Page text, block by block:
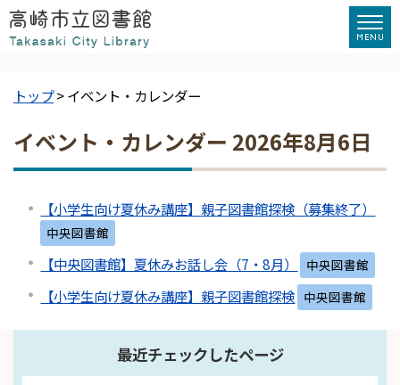
トップ> イベント・カレンダー
イベント・カレンダー 2026年8月6日
【小学生向け夏休み講座】親子図書館探検（募集終了）
中央図書館
【中央図書館】夏休みお話し会（7・8月） 中央図書館
【小学生向け夏休み講座】親子図書館探検 中央図書館
最近チェックしたページ